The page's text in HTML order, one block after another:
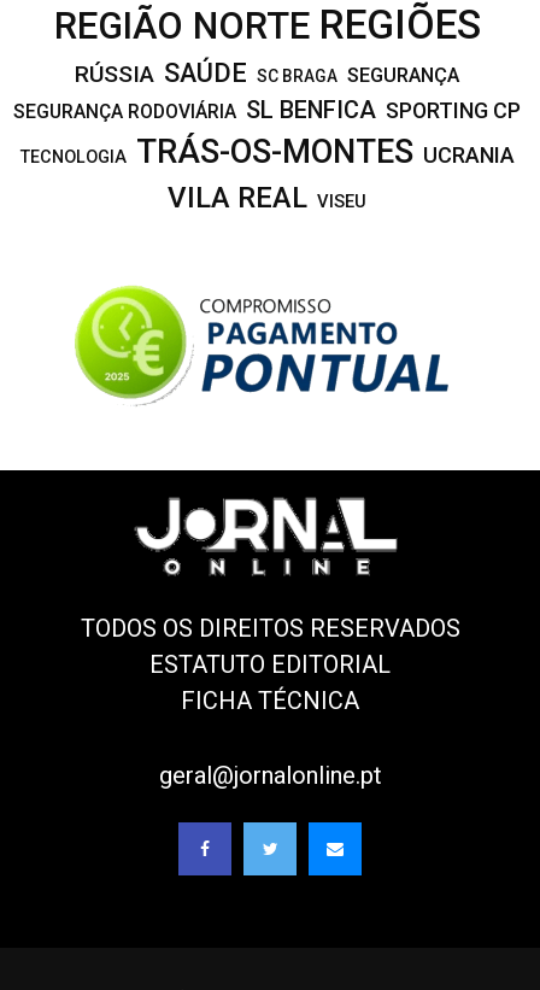
REGIÃO NORTE REGIÕES
RÚSSIA SAÚDE SC BRAGA SEGURANÇA
SEGURANÇA RODOVIÁRIA SL BENFICA SPORTING CP
TECNOLOGIA TRÁS-OS-MONTES UCRANIA
VILA REAL VISEU
TODOS OS DIREITOS RESERVADOS
ESTATUTO EDITORIAL
FICHA TÉCNICA
geral@jornalonline.pt